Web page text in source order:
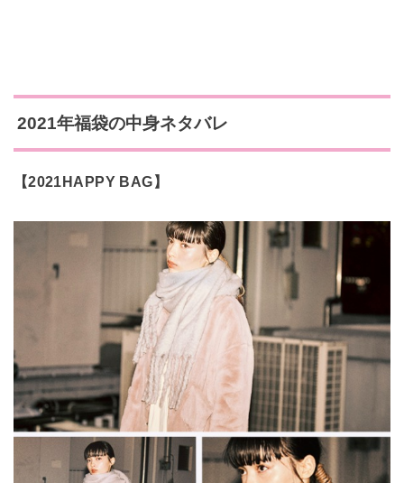
2021年福袋の中身ネタバレ
【2021HAPPY BAG】